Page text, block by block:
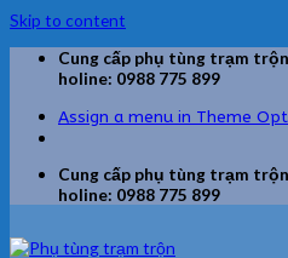
Skip to content
Cung cấp phụ tùng trạm
holine: 0988 775 899
Assign a menu in Theme
Cung cấp phụ tùng trạm
holine: 0988 775 899